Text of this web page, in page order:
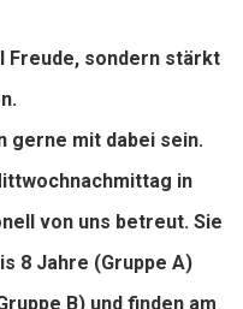
Freude, sondern stärkt
gerne mit dabei sein.
in
von uns betreut. Sie
8 Jahre (Gruppe A)
B) und finden am